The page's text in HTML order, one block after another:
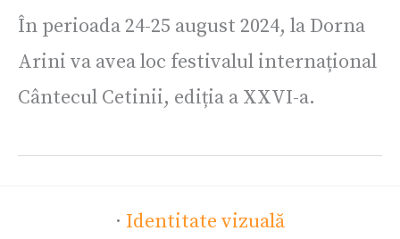
În perioada 24-25 august 2024, la Dorna
Arini va avea loc festivalul internațional
Cântecul Cetinii, ediția a XXVI-a.
· Identitate vizuală